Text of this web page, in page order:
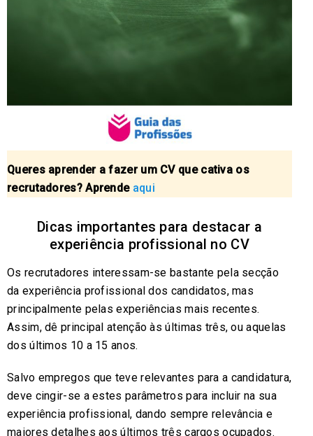
Queres aprender a fazer um CV que cativa os
recrutadores? Aprende aqui
Dicas importantes para destacar a
experiência profissional no CV
Os recrutadores interessam-se bastante pela secção
da experiência profissional dos candidatos, mas
principalmente pelas experiências mais recentes.
Assim, dê principal atenção às últimas três, ou aquelas
dos últimos 10 a 15 anos.
Salvo empregos que teve relevantes para a candidatura,
deve cingir-se a estes parâmetros para incluir na sua
experiência profissional, dando sempre relevância e
maiores detalhes aos últimos três cargos ocupados.